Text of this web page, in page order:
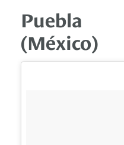
Puebla
(México)